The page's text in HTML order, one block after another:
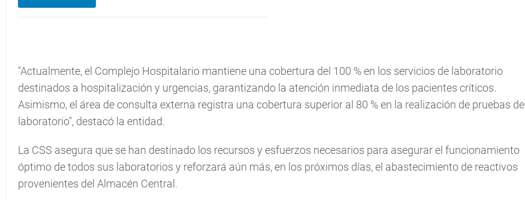
"Actualmente, el Complejo Hospitalario mantiene una cobertura del 100 % en los servicios de laboratorio
destinados a hospitalización y urgencias, garantizando la atención inmediata de los pacientes críticos.
Asimismo, el área de consulta externa registra una cobertura superior al 80 % en la realización de pruebas de
laboratorio", destacó la entidad.
La CSS asegura que se han destinado los recursos y esfuerzos necesarios para asegurar el funcionamiento
óptimo de todos sus laboratorios y reforzará aún más, en los próximos días, el abastecimiento de reactivos
provenientes del Almacén Central.